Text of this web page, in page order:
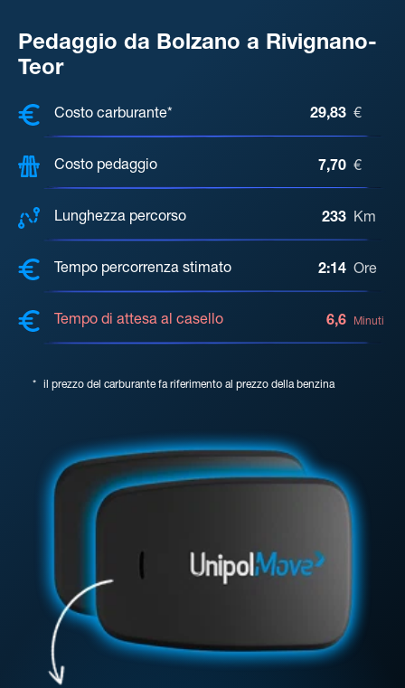
Pedaggio da Bolzano a Rivignano-
Teor
COSTI, DISTANZA, TEMPO DI
Costo carburante* 29,83 €
Costo pedaggio 7,70 €
Lunghezza percorso 233 Km
Tempo percorrenza stimato 2:14 Ore
Tempo di attesa al casello 6,6 Minuti
* il prezzo del carburante fa riferimento al prezzo della benzina